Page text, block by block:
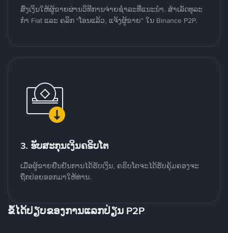
ສົ່ງເງິນໃຫ້ຜູ້ຂາຍຜ່ານວິທີການຈ່າຍຊຳລະທີ່ແນະນໍາ. ສໍາເລັດທຸລະ
ກໍາ Fiat ແລະ ຄລິກ "ໂອນແລ້ວ, ແຈ້ງຜູ້ຂາຍ" ໃນ Binance P2P.
3. ຮັບສະກຸນເງິນຄຣິບໂຕ
ເມື່ອຜູ້ຂາຍຢືນຢັນການໄດ້ຮັບເງິນ, ຄຣິບໂຕຈະໄດ້ຮັບຄຸ້ມຄອງຈະ
ຖືກປ່ອຍອອກມາໃຫ້ທ່ານ.
ຂໍ້ໄດ້ປຽບຂອງການແລກປ່ຽນ P2P